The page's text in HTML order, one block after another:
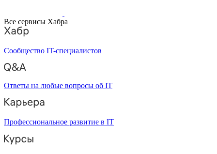
Все сервисы Хабра
Сообщество IT-специалистов
Ответы на любые вопросы об IT
Профессиональное развитие в IT